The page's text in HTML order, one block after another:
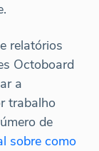
relatórios
Octoboard
a
trabalho
de
sobre como